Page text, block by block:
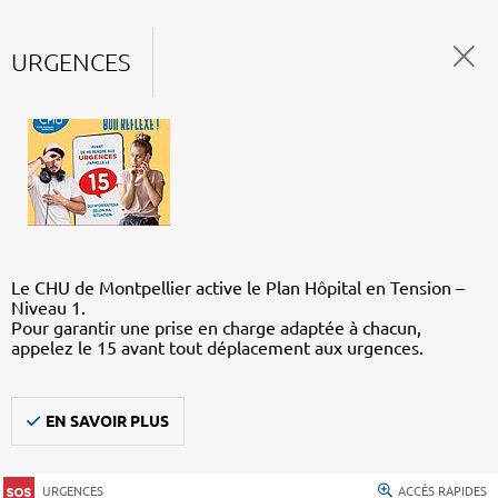
URGENCES
Le CHU de Montpellier active le Plan Hôpital en Tension –
Niveau 1.
Pour garantir une prise en charge adaptée à chacun,
appelez le 15 avant tout déplacement aux urgences.
EN SAVOIR PLUS
URGENCES ACCÈS RAPIDES